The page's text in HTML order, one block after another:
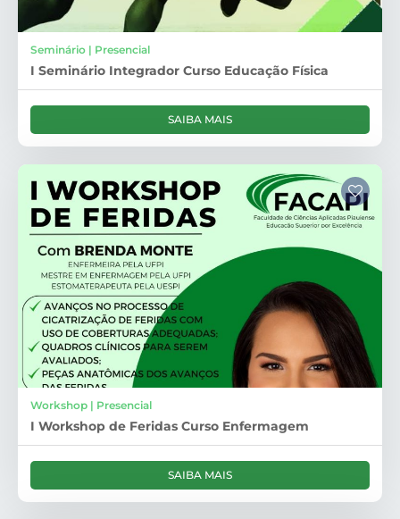
Seminário | Presencial
I Seminário Integrador Curso Educação Física
SAIBA MAIS
Workshop | Presencial
I Workshop de Feridas Curso Enfermagem
SAIBA MAIS